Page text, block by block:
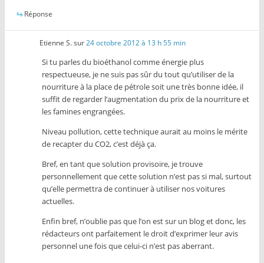
Réponse
Etienne S.sur24 octobre 2012 à 13 h 55 min
Si tu parles du bioéthanol comme énergie plus
respectueuse, je ne suis pas sûr du tout qu’utiliser de la
nourriture à la place de pétrole soit une très bonne idée, il
suffit de regarder l’augmentation du prix de la nourriture et
les famines engrangées.
Niveau pollution, cette technique aurait au moins le mérite
de recapter du CO2, c’est déjà ça.
Bref, en tant que solution provisoire, je trouve
personnellement que cette solution n’est pas si mal, surtout
qu’elle permettra de continuer à utiliser nos voitures
actuelles.
Enfin bref, n’oublie pas que l’on est sur un blog et donc, les
rédacteurs ont parfaitement le droit d’exprimer leur avis
personnel une fois que celui-ci n’est pas aberrant.